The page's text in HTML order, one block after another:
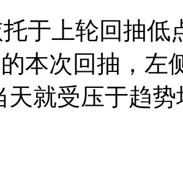
上轮回抽低
本次回抽，左
天就受压于趋